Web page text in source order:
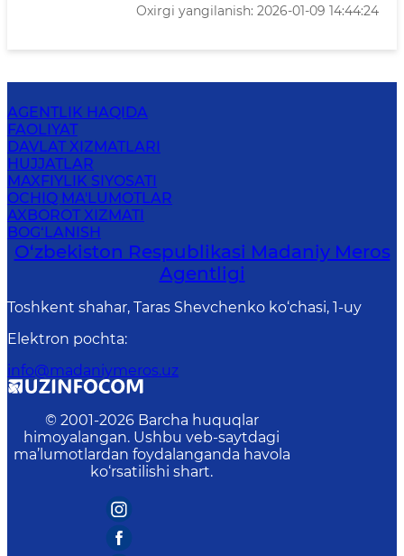
Oxirgi yangilanish: 2026-01-09 14:44:24
AGENTLIK HAQIDA
FAOLIYAT
DAVLAT XIZMATLARI
HUJJATLAR
MAXFIYLIK SIYOSATI
OCHIQ MA'LUMOTLAR
AXBOROT XIZMATI
BOG‘LANISH
O‘zbekiston Respublikasi Madaniy Meros
Agentligi
Toshkent shahar, Taras Shevchenko ko‘chasi, 1-uy
Elektron pochta:
info@madaniymeros.uz
© 2001-2026 Barcha huquqlar
himoyalangan. Ushbu veb-saytdagi
ma’lumotlardan foydalanganda havola
ko‘rsatilishi shart.